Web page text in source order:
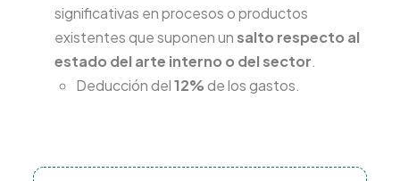
significativas en procesos o productos
existentes que suponen unsalto respecto al
estado del arte interno o del sector.
Deducción del12%de los gastos.